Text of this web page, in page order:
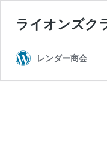
ライオンズク
レンダー商会